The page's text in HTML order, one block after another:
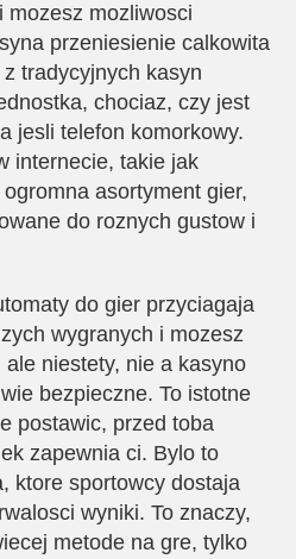
mozesz mozliwosci
przeniesienie calkowita
tradycyjnych kasyn
chociaz, czy jest
jesli telefon komorkowy.
internecie, takie jak
asortyment gier,
do roznych gustow i
do gier przyciagaja
wygranych i mozesz
niestety, nie a kasyno
bezpieczne. To istotne
postawic, przed toba
zapewnia ci. Bylo to
ktore sportowcy dostaja
wyniki. To znaczy,
metode na gre, tylko